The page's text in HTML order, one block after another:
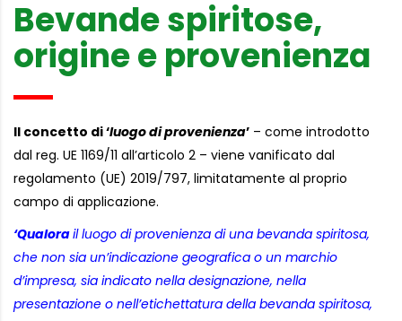
Bevande spiritose,
origine e provenienza
Il concetto di ‘luogo di provenienza’ – come introdotto
dal reg. UE 1169/11 all’articolo 2 – viene vanificato dal
regolamento (UE) 2019/797, limitatamente al proprio
campo di applicazione.
‘Qualorail luogo di provenienza di una bevanda spiritosa,
che non sia un’indicazione geografica o un marchio
d’impresa, sia indicato nella designazione, nella
presentazione o nell’etichettatura della bevanda spiritosa,